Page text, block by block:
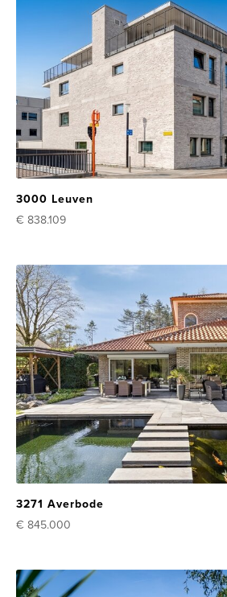
3000 Leuven
€ 838.109
3271 Averbode
€ 845.000